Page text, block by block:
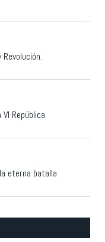
República
eterna batalla